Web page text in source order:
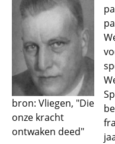
bron: Vliegen, "Die
onze kracht
ontwaken deed"